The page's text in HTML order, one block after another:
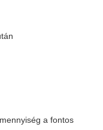
a fontos